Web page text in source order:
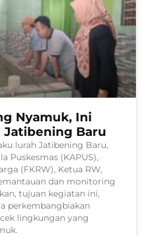
Nyamuk, Ini
Jatibening Baru
lurah Jatibening Baru,
Puskesmas (KAPUS),
(FKRW), Ketua RW,
dan monitoring
tujuan kegiatan ini,
perkembangbiakan
lingkungan yang